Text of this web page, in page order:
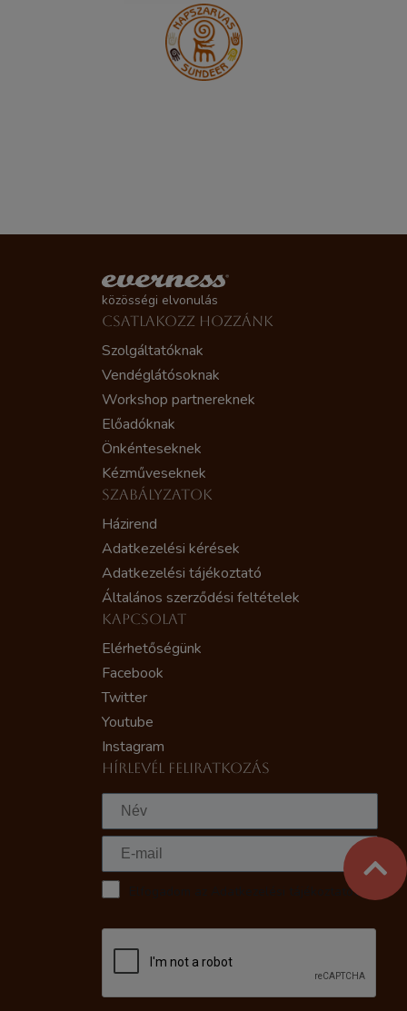
közösségi elvonulás
CSATLAKOZZ HOZZÁNK
Szolgáltatóknak
Vendéglátósoknak
Workshop partnereknek
Előadóknak
Önkénteseknek
Kézműveseknek
SZABÁLYZATOK
Házirend
Adatkezelési kérések
Adatkezelési tájékoztató
Általános szerződési feltételek
KAPCSOLAT
Elérhetőségünk
Facebook
Twitter
Youtube
Instagram
HÍRLEVÉL FELIRATKOZÁS
Elfogadom az Adatkezelési tájékoztatót